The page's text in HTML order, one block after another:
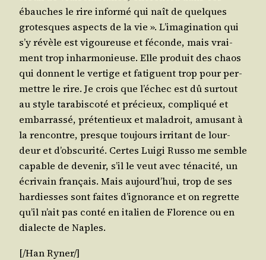
ébauches le rire infor­mé qui naît de quelques
gro­tesques aspects de la vie ». L’i­ma­gi­na­tion qui
s’y révèle est vigou­reuse et féconde, mais vrai­
ment trop inhar­mo­nieuse. Elle pro­duit des chaos
qui donnent le ver­tige et fatiguent trop pour per­
mettre le rire. Je crois que l’é­chec est dû sur­tout
au style tara­bis­co­té et pré­cieux, com­pli­qué et
embar­ras­sé, pré­ten­tieux et mal­adroit, amu­sant à
la ren­contre, presque tou­jours irri­tant de lour­
deur et d’obs­cu­ri­té. Certes Lui­gi Rus­so me semble
capable de deve­nir, s’il le veut avec téna­ci­té, un
écri­vain fran­çais. Mais aujourd’­hui, trop de ses
har­diesses sont faites d’i­gno­rance et on regrette
qu’il n’ait pas conté en ita­lien de Flo­rence ou en
dia­lecte de Naples.
[/​Han Ryner/​]